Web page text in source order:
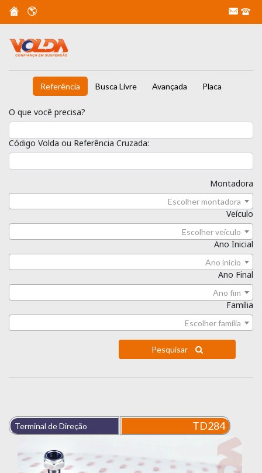
Referência Busca Livre Avançada Placa
O que você precisa?
Código Volda ou Referência Cruzada:
Montadora
Escolher montadora
Veículo
Escolher veículo
Ano Inicial
Ano início
Ano Final
Ano fim
Família
Escolher família
Pesquisar
Terminal de Direção TD284